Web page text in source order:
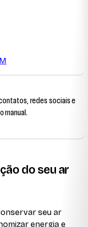
redes sociais e
manual.
do seu ar
seu ar
energia e